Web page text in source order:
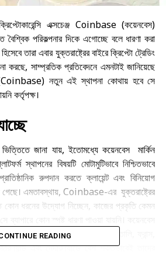
এক্সচেঞ্জ Coinbase (কয়েনবেস)
বৈশ্বিক পরিকল্পনার দিকে এগোচ্ছে বলে ধারণা করা
তারা এবার যুক্তরাষ্ট্রের বাইরে ক্রিপ্টো ট্রেডিং
করছে, সাম্প্রতিক প্রতিবেদনে এমনটাই জানিয়েছে
নতুন এই স্থাপনা কোথায় হবে সে
কর্তৃপক্ষ।
ভিত্তিতে জানা যায়, ইতোমধ্যে কয়েনবেস মার্কিন
স্থাপনের বিষয়টি মোটামুটিভাবে নিশ্চিতভাবে
রুপদান করতে ক্লায়েন্ট এবং বিনিয়োগ
গেছে। এমতাবস্থায়, Coinbase-এর যুক্তরাষ্ট্রের
কোন ধরনের উদ্যোগ নিচ্ছেন, কাজের প্রকৃতি কেমন
তাদের সদর দফতর ছাড়াও, স্পেন, ইতালি, ফ্রান্স,
এবং নেদারল্যান্ডে বেশ শক্তভাবেই তাদের
READING